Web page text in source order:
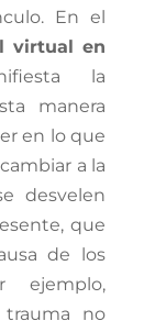
En el
virtual en
la
manera
en lo que
a la
desvelen
que
de los
ejemplo,
no